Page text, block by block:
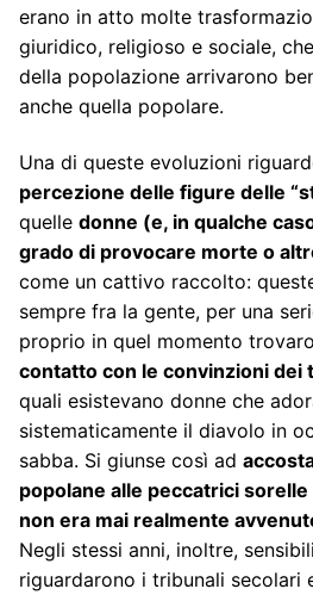
erano in atto molte
giuridico, religioso e sociale,
della popolazione arrivarono
anche quella popolare.
Una di queste evoluzioni
percezione delle figure delle
quelle donne (e, in qualche
grado di provocare morte o
come un cattivo raccolto:
sempre fra la gente, per una
proprio in quel momento
contatto con le convinzioni dei
quali esistevano donne che
sistematicamente il diavolo in
sabba. Si giunse così ad
popolane alle peccatrici
non era mai realmente
Negli stessi anni, inoltre,
riguardarono i tribunali secolari